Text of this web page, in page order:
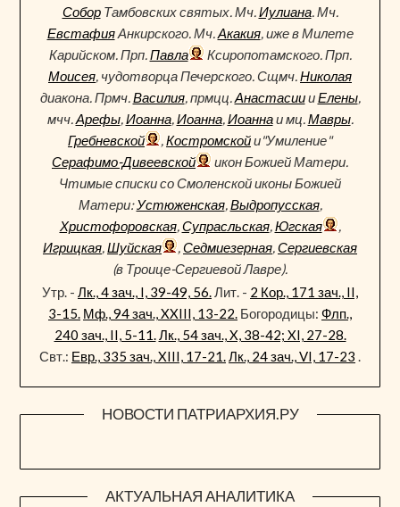
СоборТамбовских святых. Мч.Иулиана. Мч.
ЕвстафияАнкирского. Мч.Акакия, иже в Милете
Карийском. Прп.Павла
Ксиропотамского. Прп.
Моисея, чудотворца Печерского. Сщмч.Николая
диакона. Прмч.Василия, прмцц.АнастасиииЕлены,
мчч.Арефы,Иоанна,Иоанна,Иоаннаи мц.Мавры.
Гребневской
,Костромскойи"Умиление"
Серафимо-Дивеевской
икон Божией Матери.
Чтимые списки со Смоленской иконы Божией
Матери:Устюженская,Выдропусская,
Христофоровская,Супрасльская,Югская
,
Игрицкая,Шуйская ,Седмиезерная,Сергиевская
(в Троице-Сергиевой Лавре).
Утр. - Лк., 4 зач., I, 39-49, 56.Лит. - 2 Кор., 171 зач., II,
3-15. Мф., 94 зач., XXIII, 13-22. Богородицы: Флп.,
240 зач., II, 5-11.Лк., 54 зач., X, 38-42; XI, 27-28.
Свт.: Евр., 335 зач., XIII, 17-21.Лк., 24 зач., VI, 17-23 .
НОВОСТИ ПАТРИАРХИЯ.РУ
АКТУАЛЬНАЯ АНАЛИТИКА